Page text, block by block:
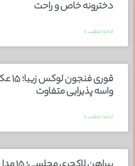
دخترونه خاص و راحت
ادامه مطلب »
قوری
واسه پذیرایی متفاوت
ادامه مطلب »